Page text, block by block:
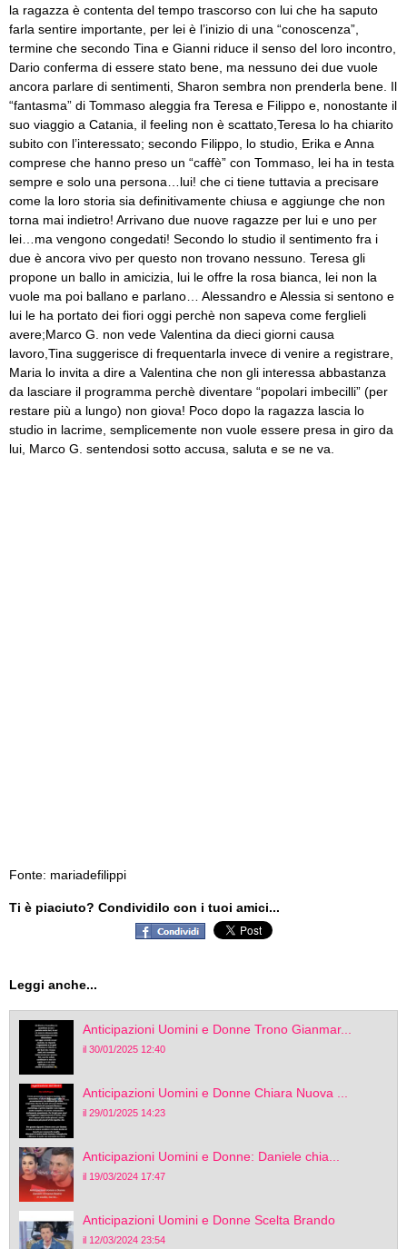
la ragazza è contenta del tempo trascorso con lui che ha saputo
farla sentire importante, per lei è l’inizio di una “conoscenza”,
termine che secondo Tina e Gianni riduce il senso del loro incontro,
Dario conferma di essere stato bene, ma nessuno dei due vuole
ancora parlare di sentimenti, Sharon sembra non prenderla bene. Il
“fantasma” di Tommaso aleggia fra Teresa e Filippo e, nonostante il
suo viaggio a Catania, il feeling non è scattato,Teresa lo ha chiarito
subito con l’interessato; secondo Filippo, lo studio, Erika e Anna
comprese che hanno preso un “caffè” con Tommaso, lei ha in testa
sempre e solo una persona…lui! che ci tiene tuttavia a precisare
come la loro storia sia definitivamente chiusa e aggiunge che non
torna mai indietro! Arrivano due nuove ragazze per lui e uno per
lei…ma vengono congedati! Secondo lo studio il sentimento fra i
due è ancora vivo per questo non trovano nessuno. Teresa gli
propone un ballo in amicizia, lui le offre la rosa bianca, lei non la
vuole ma poi ballano e parlano… Alessandro e Alessia si sentono e
lui le ha portato dei fiori oggi perchè non sapeva come ferglieli
avere;Marco G. non vede Valentina da dieci giorni causa
lavoro,Tina suggerisce di frequentarla invece di venire a registrare,
Maria lo invita a dire a Valentina che non gli interessa abbastanza
da lasciare il programma perchè diventare “popolari imbecilli” (per
restare più a lungo) non giova! Poco dopo la ragazza lascia lo
studio in lacrime, semplicemente non vuole essere presa in giro da
lui, Marco G. sentendosi sotto accusa, saluta e se ne va.
Fonte: mariadefilippi
Ti è piaciuto? Condividilo con i tuoi amici...
Leggi anche...
Anticipazioni Uomini e Donne Trono Gianmar...
il 30/01/2025 12:40
Anticipazioni Uomini e Donne Chiara Nuova ...
il 29/01/2025 14:23
Anticipazioni Uomini e Donne: Daniele chia...
il 19/03/2024 17:47
Anticipazioni Uomini e Donne Scelta Brando
il 12/03/2024 23:54